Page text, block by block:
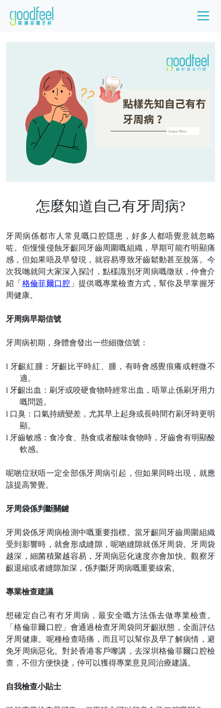
怎麼知道自己有牙周病?
牙周病係都市人常見嘅口腔隱患，好多人都唔覺意就忽略
咗。佢慢慢侵蝕牙齦同牙齒周圍嘅組織，早期可能冇明顯痛
感，但如果唔及早發現，就容易導致牙齒鬆動甚至脫落。今
次我哋就同大家深入探討，點樣識別牙周病嘅徵狀，仲會介
紹「 格倫菲爾口腔 」提供嘅專業檢查方式，幫你及早掌握牙
周健康。
牙周病早期信號
牙周病初期，身體會發出一些細微信號：
l 牙齦紅腫：牙齦比平時紅、腫，有時會感覺痕癢或輕微不
適。
l 牙齦出血：刷牙或咬硬食物時經常出血，唔單止係刷牙用力
嘅問題。
l 口臭：口氣持續變差，尤其早上起身或長時間冇刷牙時更明
顯。
l 牙齒敏感：食冷食、熱食或者酸味食物時，牙齒會有明顯酸
軟感。
呢啲症狀唔一定全部係牙周病引起，但如果同時出現，就應
該提高警覺。
牙周袋係判斷關鍵
牙周袋係牙周病檢測中嘅重要指標。當牙齦同牙齒周圍組織
受到影響時，就會形成縫隙，呢啲縫隙就係牙周袋。牙周袋
越深，細菌積聚越容易，牙周病惡化速度亦會加快。觀察牙
齦退縮或者縫隙加深，係判斷牙周病嘅重要線索。
專業檢查建議
想確定自己有冇牙周病，最安全嘅方法係去做專業檢查。
「格倫菲爾口腔」會通過檢查牙周袋同牙齦狀態，全面評估
牙周健康。呢種檢查唔痛，而且可以幫你及早了解病情，避
免牙周病惡化。對於香港客戶嚟講，去深圳格倫菲爾口腔檢
查，不但方便快捷，仲可以獲得專業意見同治療建議。
自我檢查小貼士